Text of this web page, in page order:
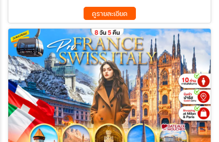
ท้องถิ่น - Omelette de la mère Poulard - สเต๊กเนื้อรสเลิศ พร้อม
06 เม.ย 70 - 17 เม.ย 70
12 มิ.ย 70 - 23 มิ.ย 70
24 ก.ค. 70 - 04 ส.ค. 70
11 ส.ค. 70 - 22 ส.ค. 70
15 ก.ย. 70 - 26 ก.ย. 70
06 ต.ค. 70 - 17 ต.ค. 70
20 ต.ค. 70 - 31 ต.ค. 70
ดูรายละเอียด